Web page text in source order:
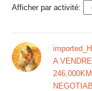
Afficher par activité:
A